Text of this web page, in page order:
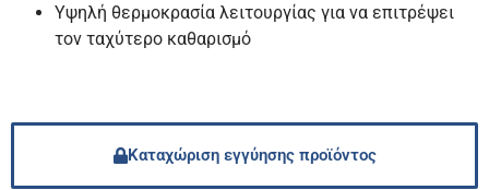
Υψηλή θερμοκρασία λειτουργίας για να επιτρέψει
τον ταχύτερο καθαρισμό
Καταχώριση εγγύησης προϊόντος